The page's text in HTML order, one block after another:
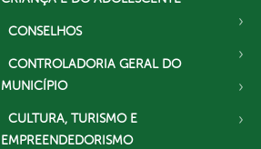
CONSELHOS
CONTROLADORIA GERAL DO
MUNICÍPIO
CULTURA, TURISMO E
EMPREENDEDORISMO